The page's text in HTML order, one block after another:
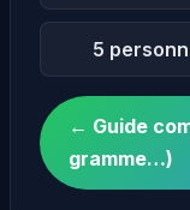
5
← Guide
gramme…)